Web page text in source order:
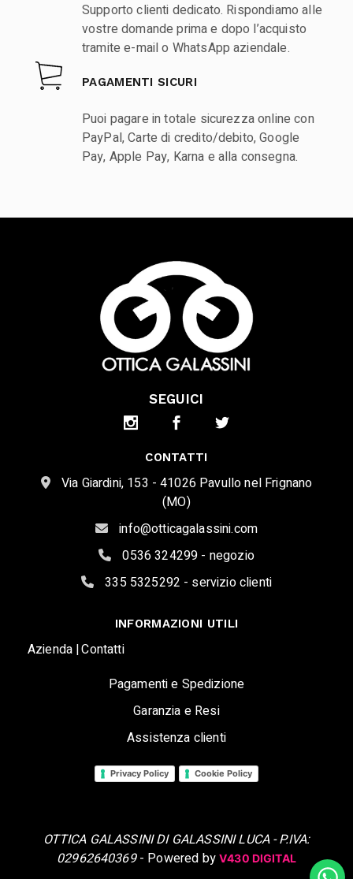
Supporto clienti dedicato. Rispondiamo alle
vostre domande prima e dopo l’acquisto
tramite e-mail o WhatsApp aziendale.
PAGAMENTI SICURI
Puoi pagare in totale sicurezza online con
PayPal, Carte di credito/debito, Google
Pay, Apple Pay, Karna e alla consegna.
SEGUICI
CONTATTI
Via Giardini, 153 - 41026 Pavullo nel Frignano
(MO)
info@otticagalassini.com
0536 324299 - negozio
335 5325292 - servizio clienti
INFORMAZIONI UTILI
Azienda |Contatti
Pagamenti e Spedizione
Garanzia e Resi
Assistenza clienti
Privacy Policy Cookie Policy
OTTICA GALASSINI DI GALASSINI LUCA - P.IVA:
02962640369- Powered byV430 DIGITAL